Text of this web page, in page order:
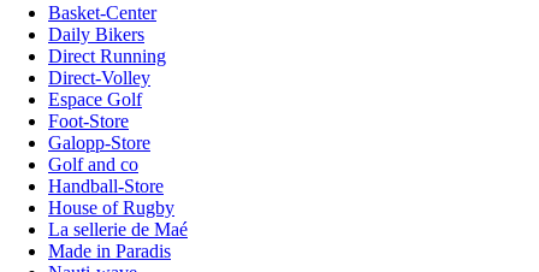
Basket-Center
Daily Bikers
Direct Running
Direct-Volley
Espace Golf
Foot-Store
Galopp-Store
Golf and co
Handball-Store
House of Rugby
La sellerie de Maé
Made in Paradis